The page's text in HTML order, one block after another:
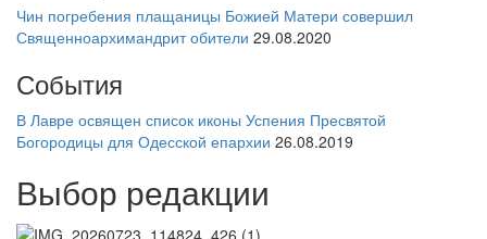
Чин погребения плащаницы Божией Матери совершил
Священноархимандрит обители 29.08.2020
События
В Лавре освящен список иконы Успения Пресвятой
Богородицы для Одесской епархии 26.08.2019
Выбор редакции